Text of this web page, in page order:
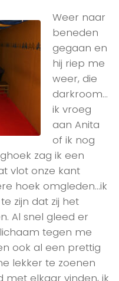
Weer naar
beneden
gegaan en
hij riep me
weer, die
darkroom…
ik vroeg
aan Anita
of ik nog
zag ik een
vlot onze kant
hoek omgleden…ik
zijn dat zij het
Al snel gleed er
tegen me
ook al een prettig
lekker te zoenen
elkaar vinden, ik